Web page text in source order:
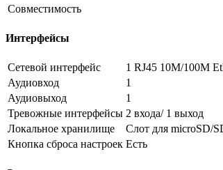
Совместимость
Интерфейсы
Сетевой интерфейс
1 RJ45 10M/100M
Аудиовход
1
Аудиовыход
1
Тревожные интерфейсы 2 входа/ 1 выход
Локальное хранилище
Слот для microSD/
Кнопка сброса настроек Есть